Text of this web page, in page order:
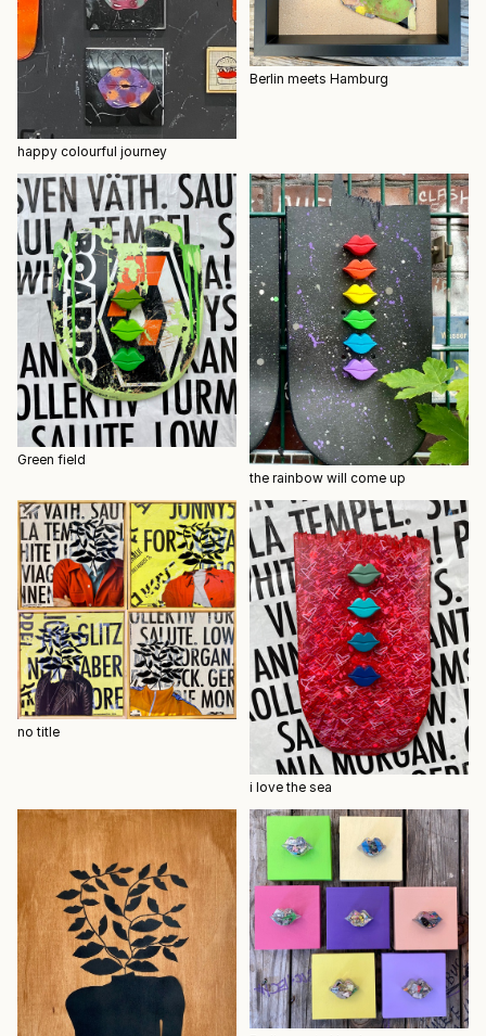
happy colourful journey
Berlin meets Hamburg
Green field
the rainbow will come up
no title
i love the sea